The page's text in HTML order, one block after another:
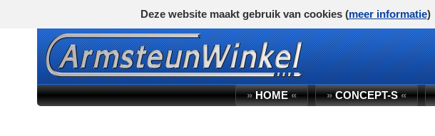
»HOME« »CONCEPT-S«
Deze website maakt gebruik van cookies (meer informatie)